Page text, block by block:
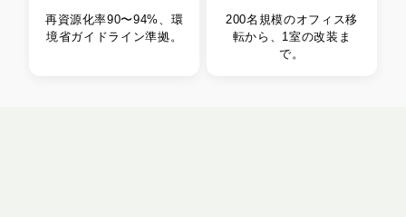
再資源化率90〜94%、環
境省ガイドライン準拠。
200名規模のオフィス移
転から、1室の改装ま
で。